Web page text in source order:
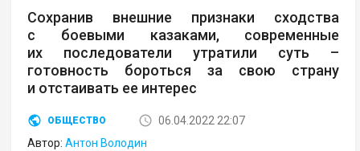
Сохранив внешние признаки сходства
с боевыми казаками, современные
их последователи утратили суть –
готовность бороться за свою страну
и отстаивать ее интерес
ОБЩЕСТВО
06.04.2022 22:07
Автор:Антон Володин